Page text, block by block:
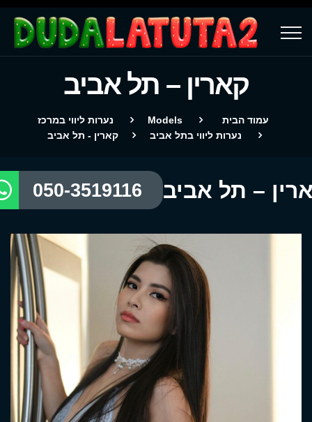
קארין – תל אביב
עמוד הבית Models
נערות ליווי במרכז
נערות ליווי בתל אביב
קארין - תל אביב
– תל אביב 050-3519116